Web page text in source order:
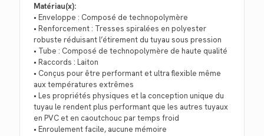
Matériau(x):
• Enveloppe : Composé de technopolymère
• Renforcement : Tresses spiralées en polyester
robuste réduisant l’étirement du tuyau sous pression
• Tube : Composé de technopolymère de haute qualité
• Raccords : Laiton
• Conçus pour être performant et ultra flexible même
aux températures extrêmes
• Les propriétés physiques et la conception unique du
tuyau le rendent plus performant que les autres tuyaux
en PVC et en caoutchouc par temps froid
• Enroulement facile, aucune mémoire